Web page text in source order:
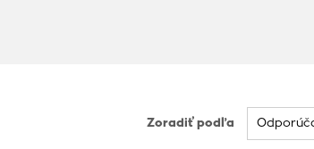
Zoradiť podľa